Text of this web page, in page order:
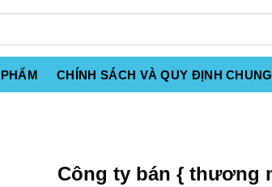
CHÍNH SÁCH VÀ QUY ĐỊNH CHUNG
Công ty bán { thương